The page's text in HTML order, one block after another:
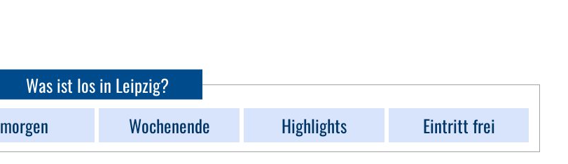
Was ist los in Leipzig?
morgen Wochenende Highlights Eintritt frei